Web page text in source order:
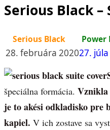
Serious Black –
Serious Black Power
28. februára 202027.
špeciálna formácia. Vznikla
je to akési odkladisko pre
kapiel. V ich zostave sa